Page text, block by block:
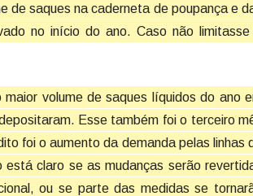
de saques na caderneta de poupança e
no início do ano. Caso não
volume de saques líquidos do ano
Esse também foi o terceiro
foi o aumento da demanda pelas linhas
claro se as mudanças serão
ou se parte das medidas se